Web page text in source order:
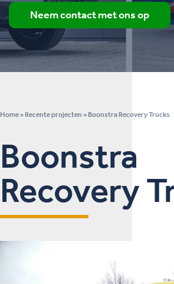
Neem contact met ons op
Home » Recente projecten » Boonstra Recovery Trucks
Boonstra
Recovery